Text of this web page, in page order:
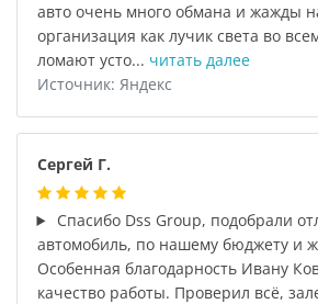
авто очень много обмана и жажды
организация как лучик света во
ломают усто... читать далее
Источник: Яндекс
Сергей Г.
Спасибо Dss Group, подобрали
автомобиль, по нашему бюджету и
Особенная благодарность Ивану
качество работы. Проверил всё,